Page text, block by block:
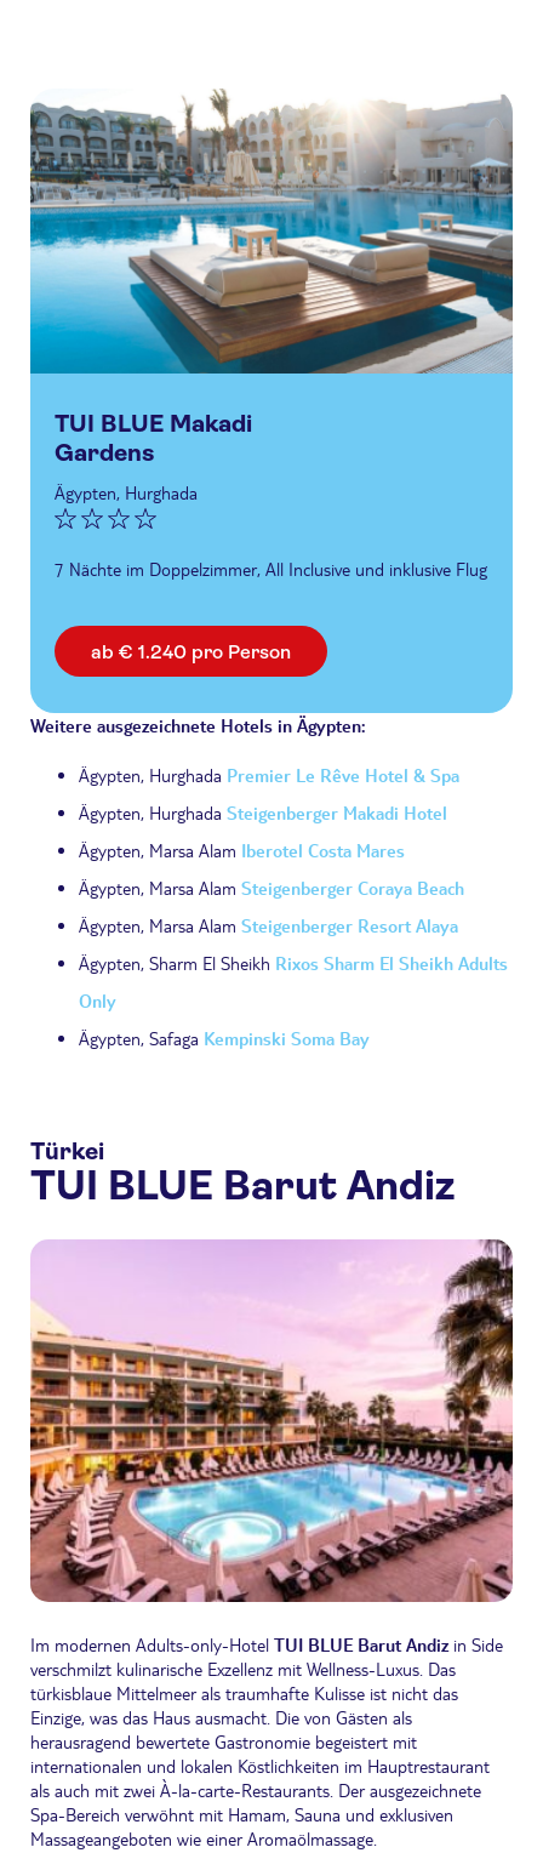
TUI BLUE Makadi
Gardens
Ägypten, Hurghada
7 Nächte im Doppelzimmer, All Inclusive und inklusive Flug
ab € 1.240 pro Person
Weitere ausgezeichnete Hotels in Ägypten:
Ägypten, Hurghada Premier Le Rêve Hotel & Spa
Ägypten, Hurghada Steigenberger Makadi Hotel
Ägypten, Marsa Alam Iberotel Costa Mares
Ägypten, Marsa Alam Steigenberger Coraya Beach
Ägypten, Marsa Alam Steigenberger Resort Alaya
Ägypten, Sharm El Sheikh Rixos Sharm El Sheikh Adults
Only
Ägypten, Safaga Kempinski Soma Bay
Türkei
TUI BLUE Barut Andiz
Im modernen Adults-only-Hotel TUI BLUE Barut Andiz in Side
verschmilzt kulinarische Exzellenz mit Wellness-Luxus. Das
türkisblaue Mittelmeer als traumhafte Kulisse ist nicht das
Einzige, was das Haus ausmacht. Die von Gästen als
herausragend bewertete Gastronomie begeistert mit
internationalen und lokalen Köstlichkeiten im Hauptrestaurant
als auch mit zwei À-la-carte-Restaurants. Der ausgezeichnete
Spa-Bereich verwöhnt mit Hamam, Sauna und exklusiven
Massageangeboten wie einer Aromaölmassage.